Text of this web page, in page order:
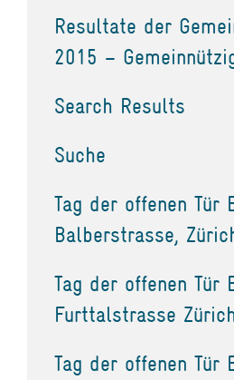
Resultate der
2015 –
Search Results
Suche
Tag der offenen Tür
Balberstrasse,
Tag der offenen Tür
Furttalstrasse
Tag der offenen Tür